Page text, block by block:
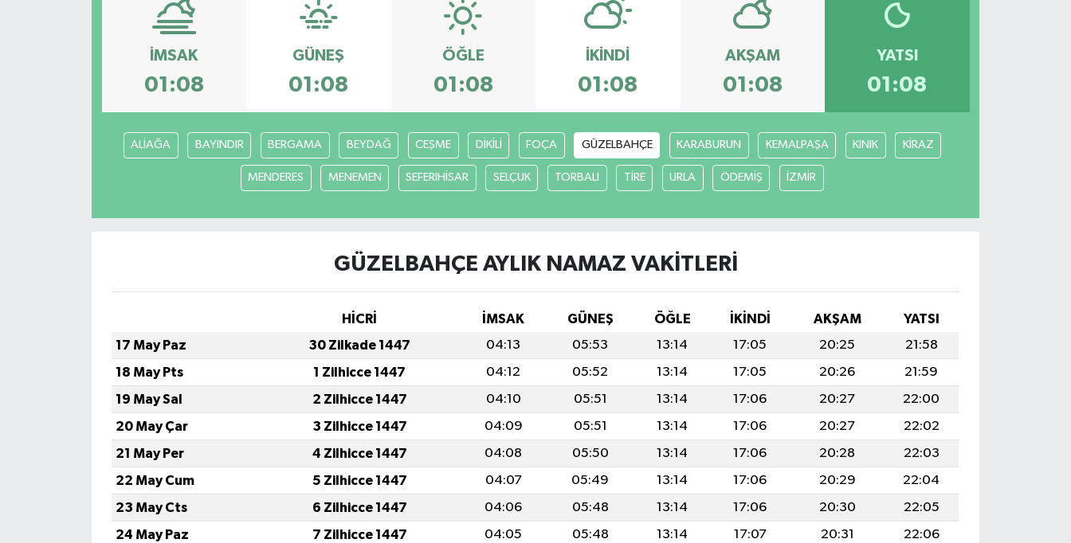
İMSAK
01:08
GÜNEŞ
01:08
ÖĞLE
01:08
İKINDI
01:08
AKŞAM
01:08
YATSI
01:08
ALİAĞA BAYINDIR BERGAMA BEYDAĞ CEŞME DİKİLİ FOÇA GÜZELBAHÇE KARABURUN KEMALPAŞA KINIK KİRAZ
MENDERES MENEMEN SEFERIHİSAR SELÇUK TORBALI TİRE URLA ÖDEMİŞ İZMİR
GÜZELBAHÇE AYLIK NAMAZ VAKITLERI
HİCRİ İMSAK GÜNEŞ ÖĞLE İKINDI AKŞAM
YATSI
17 May Paz
30 Zilkade 1447 04:13 05:53 13:14 17:05 20:25
21:58
18 May Pts
1 Zilhicce 1447 04:12 05:52 13:14 17:05 20:26
21:59
19 May Sal
2 Zilhicce 1447 04:10 05:51 13:14 17:06 20:27
22:00
20 May Çar
3 Zilhicce 1447 04:09 05:51 13:14 17:06 20:27
22:02
21 May Per
4 Zilhicce 1447 04:08 05:50 13:14 17:06 20:28
22:03
22 May Cum
5 Zilhicce 1447 04:07 05:49 13:14 17:06 20:29
22:04
23 May Cts
6 Zilhicce 1447 04:06 05:48 13:14 17:06 20:30
22:05
24 May Paz
7 Zilhicce 1447 04:05 05:48 13:14 17:07 20:31
22:06
RESMİ İLANLAR